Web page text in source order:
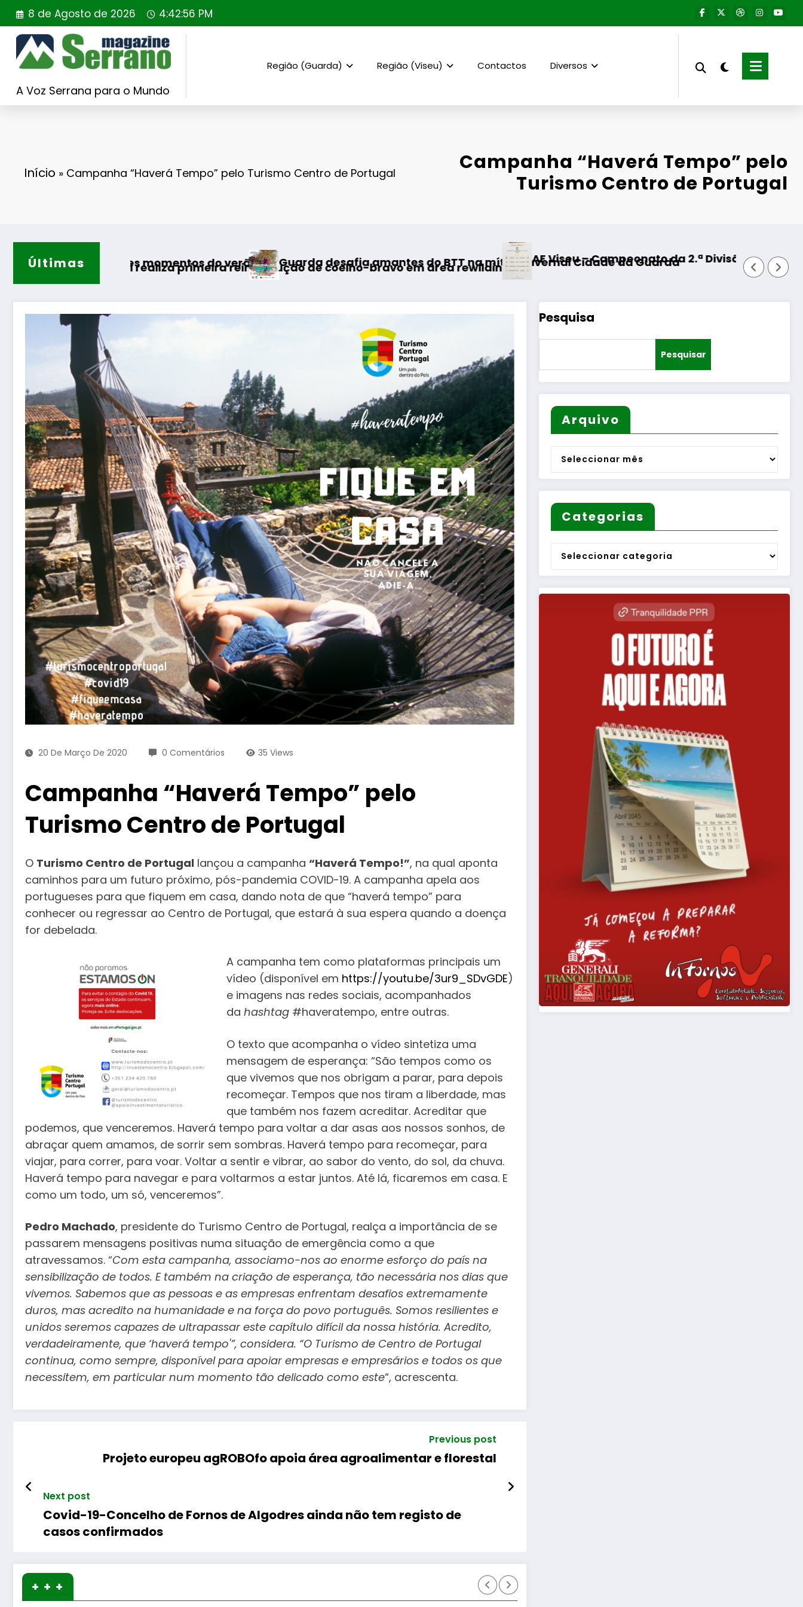
Saltar
para
conteúdo
8 de Agosto de 2026 4:42:58 PM
A Voz Serrana para o Mundo
Região (Guarda) Região (Viseu) Contactos Diversos
Início » Campanha “Haverá Tempo” pelo Turismo Centro de Portugal
Campanha “Haverá Tempo” pelo
Turismo Centro de Portugal
Últimas
do verão
primeira reintrodução de coelho-bravo em área rewilding
Guarda desafia amantes do BTT na mítica Invernal Cidade da GuardaAF Viseu – Campeonato da 2.ª Divisão Distrital – ISOJOFER sorteado
Fornos de Algodres –
20 De Março De 2020 0 Comentários 35 Views
Campanha “Haverá Tempo” pelo
Turismo Centro de Portugal
O Turismo Centro de Portugal lançou a campanha “Haverá Tempo!”, na qual aponta
caminhos para um futuro próximo, pós-pandemia COVID-19. A campanha apela aos
portugueses para que fiquem em casa, dando nota de que “haverá tempo” para
conhecer ou regressar ao Centro de Portugal, que estará à sua espera quando a doença
for debelada.
A campanha tem como plataformas principais um
vídeo (disponível em https://youtu.be/3ur9_SDvGDE)
e imagens nas redes sociais, acompanhados
da hashtag #haveratempo, entre outras.
O texto que acompanha o vídeo sintetiza uma
mensagem de esperança: “São tempos como os
que vivemos que nos obrigam a parar, para depois
recomeçar. Tempos que nos tiram a liberdade, mas
que também nos fazem acreditar. Acreditar que
podemos, que venceremos. Haverá tempo para voltar a dar asas aos nossos sonhos, de
abraçar quem amamos, de sorrir sem sombras. Haverá tempo para recomeçar, para
viajar, para correr, para voar. Voltar a sentir e vibrar, ao sabor do vento, do sol, da chuva.
Haverá tempo para navegar e para voltarmos a estar juntos. Até lá, ficaremos em casa. E
como um todo, um só, venceremos”.
Pedro Machado, presidente do Turismo Centro de Portugal, realça a importância de se
passarem mensagens positivas numa situação de emergência como a que
atravessamos. “Com esta campanha, associamo-nos ao enorme esforço do país na
sensibilização de todos. E também na criação de esperança, tão necessária nos dias que
vivemos. Sabemos que as pessoas e as empresas enfrentam desafios extremamente
duros, mas acredito na humanidade e na força do povo português. Somos resilientes e
unidos seremos capazes de ultrapassar este capítulo difícil da nossa história. Acredito,
verdadeiramente, que ‘haverá tempo'”, considera. “O Turismo de Centro de Portugal
continua, como sempre, disponível para apoiar empresas e empresários e todos os que
necessitem, em particular num momento tão delicado como este“, acrescenta.
Previous post
Projeto europeu agROBOfo apoia área agroalimentar e florestal
Next post
Covid-19-Concelho de Fornos de Algodres ainda não tem registo de
casos confirmados
+ + +
Pesquisa
Pesquisar
Arquivo
Arquivo
Categorias
Categorias